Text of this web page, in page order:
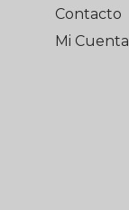
Contacto
Mi Cuenta